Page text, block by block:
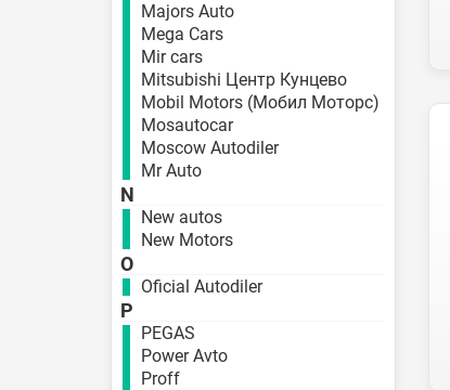
Majors Auto
Mega Cars
Mir cars
Mitsubishi Центр Кунцево
Mobil Motors (Мобил Моторс)
Mosautocar
Moscow Autodiler
Mr Auto
N
New autos
New Motors
O
Oficial Autodiler
P
PEGAS
Power Avto
Proff